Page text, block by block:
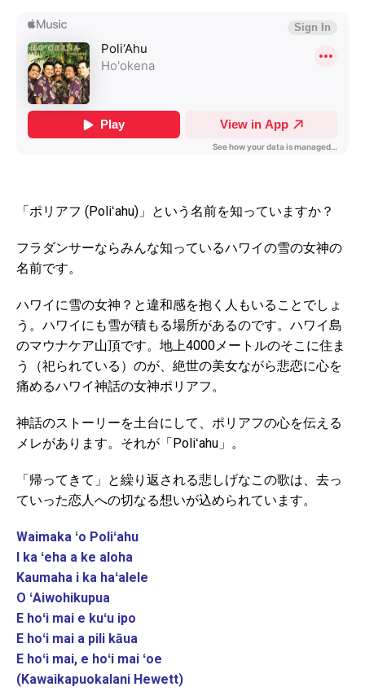
「ポリアフ (Poliʻahu)」という名前を知っていますか？
フラダンサーならみんな知っているハワイの雪の女神の
名前です。
ハワイに雪の女神？と違和感を抱く人もいることでしょ
う。ハワイにも雪が積もる場所があるのです。ハワイ島
のマウナケア山頂です。地上4000メートルのそこに住ま
う（祀られている）のが、絶世の美女ながら悲恋に心を
痛めるハワイ神話の女神ポリアフ。
神話のストーリーを土台にして、ポリアフの心を伝える
メレがあります。それが「Poliʻahu」。
「帰ってきて」と繰り返される悲しげなこの歌は、去っ
ていった恋人への切なる想いが込められています。
Waimaka ʻo Poliʻahu
I ka ʻeha a ke aloha
Kaumaha i ka haʻalele
O ʻAiwohikupua
E hoʻi mai e kuʻu ipo
E hoʻi mai a pili kāua
E hoʻi mai, e hoʻi mai ʻoe
(Kawaikapuokalani Hewett)